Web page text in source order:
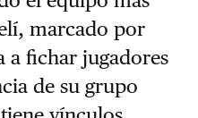
marcado por
a fichar jugadores
de su grupo